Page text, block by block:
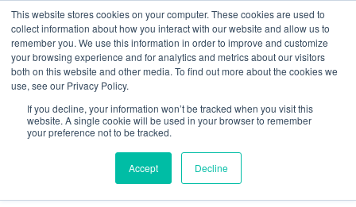
This website stores cookies on your computer. These cookies are used to
collect information about how you interact with our website and allow us to
remember you. We use this information in order to improve and customize
your browsing experience and for analytics and metrics about our visitors
both on this website and other media. To find out more about the cookies we
use, see our Privacy Policy.
If you decline, your information won’t be tracked when you visit this
website. A single cookie will be used in your browser to remember
your preference not to be tracked.
Accept Decline
Agilos business blog